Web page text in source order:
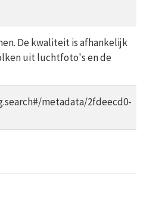
De kwaliteit is afhankelijk
uit luchtfoto's en de
metadata/2fdeecd0-